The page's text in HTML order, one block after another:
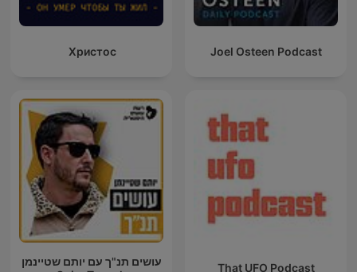
Христос Joel Osteen Podcast
עושים תנ"ך עם יותם שטיינמן
That UFO Podcast